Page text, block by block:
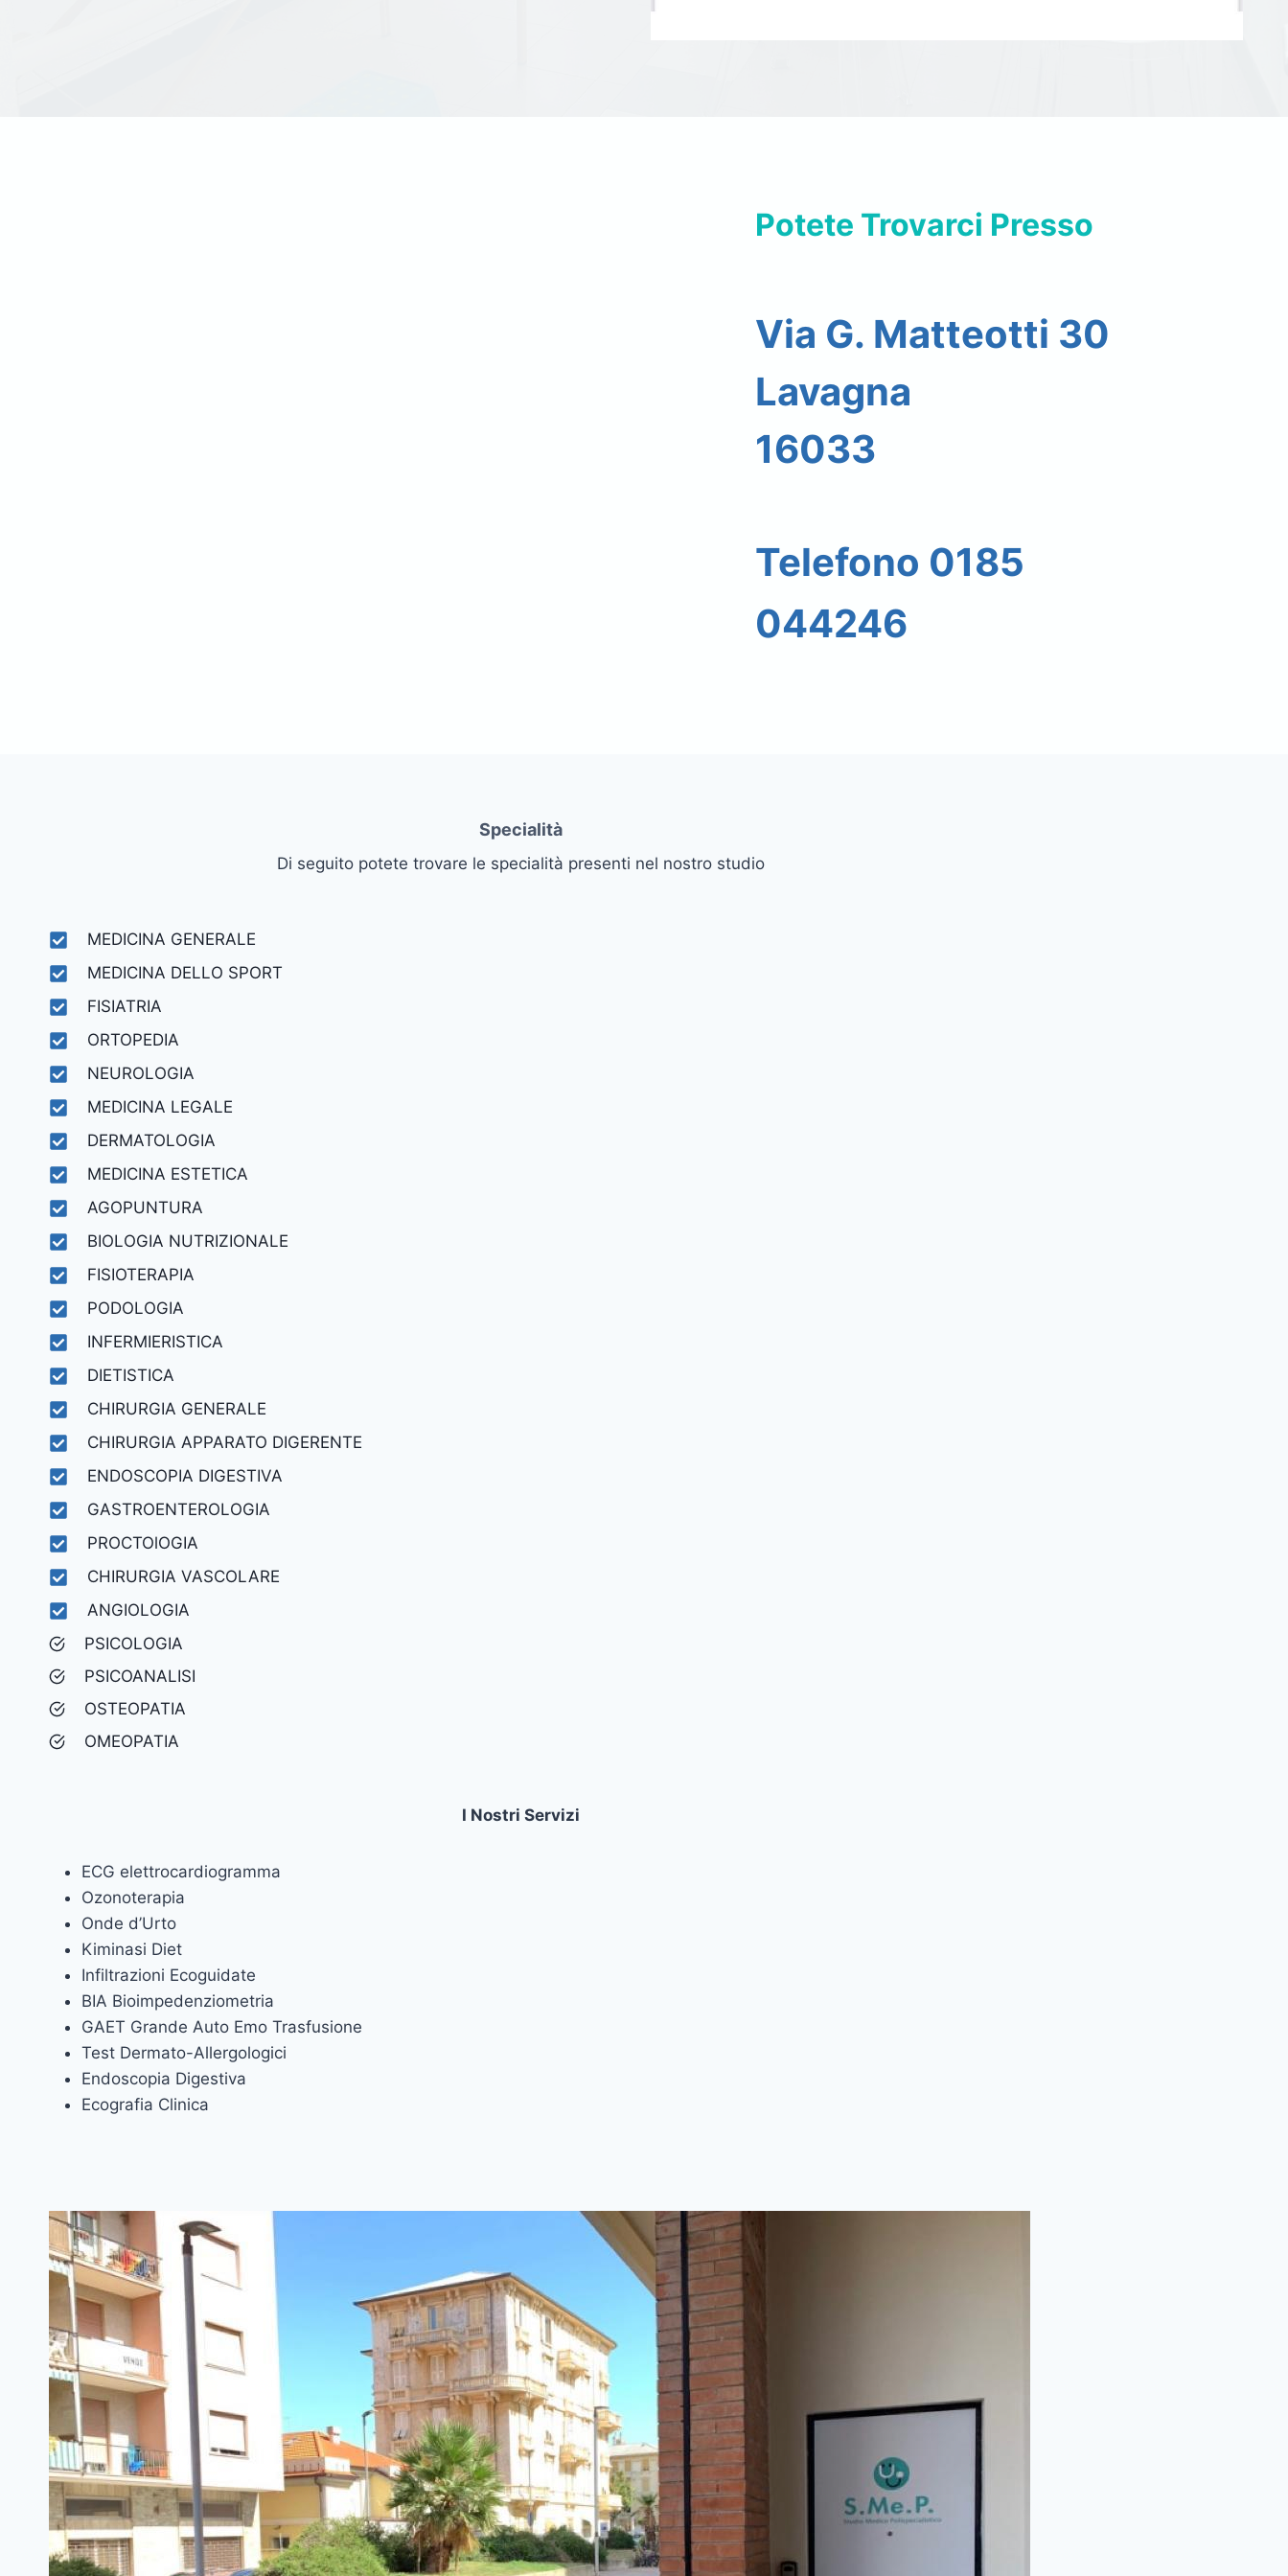
Potete Trovarci Presso
Via G. Matteotti 30
Lavagna
16033
Telefono 0185
044246
Specialità
Di seguito potete trovare le specialità presenti nel nostro studio
MEDICINA GENERALE
MEDICINA DELLO SPORT
FISIATRIA
ORTOPEDIA
NEUROLOGIA
MEDICINA LEGALE
DERMATOLOGIA
MEDICINA ESTETICA
AGOPUNTURA
BIOLOGIA NUTRIZIONALE
FISIOTERAPIA
PODOLOGIA
INFERMIERISTICA
DIETISTICA
CHIRURGIA GENERALE
CHIRURGIA APPARATO DIGERENTE
ENDOSCOPIA DIGESTIVA
GASTROENTEROLOGIA
PROCTOlOGIA
CHIRURGIA VASCOLARE
ANGIOLOGIA
PSICOLOGIA
PSICOANALISI
OSTEOPATIA
OMEOPATIA
I Nostri Servizi
ECG elettrocardiogramma
Ozonoterapia
Onde d’Urto
Kiminasi Diet
Infiltrazioni Ecoguidate
BIA Bioimpedenziometria
GAET Grande Auto Emo Trasfusione
Test Dermato-Allergologici
Endoscopia Digestiva
Ecografia Clinica